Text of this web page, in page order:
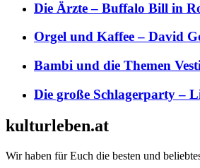
Die Ärzte – Buffalo Bill in
Orgel und Kaffee – David
Bambi und die Themen
Die große Schlagerparty –
kulturleben.at
Wir haben für Euch die besten und